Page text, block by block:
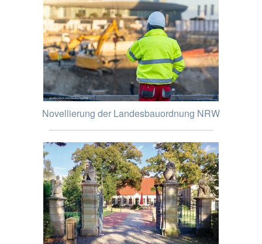
Novellierung der Landesbauordnung NRW